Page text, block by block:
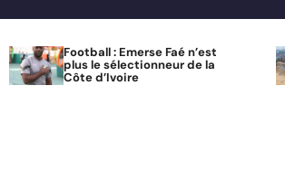
Football : Emerse Faé n’est
plus le sélectionneur de la
Côte d’Ivoire